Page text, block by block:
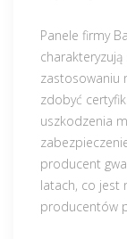
Panele firmy
zastosowaniu
zdobyć
uszkodzenia
producent
latach, co jest
producentów